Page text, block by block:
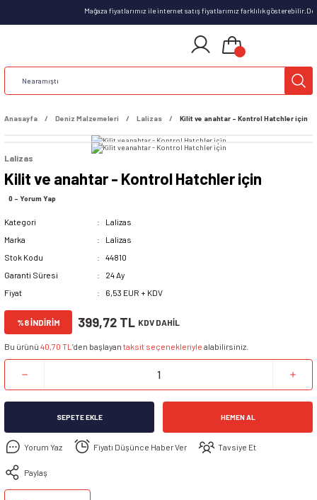
Mağaza fiyatlarımız ile internet satış fiyatlarımız farklılık
Anasayfa Deniz Malzemeleri Lalizas Kilit ve anahtar - Kontrol Hatchler için
Lalizas
Kilit ve anahtar - Kontrol Hatchler için
0 - Yorum Yap
Kategori
Lalizas
Marka
Lalizas
Stok Kodu
44810
Garanti Süresi
24 Ay
Fiyat
6,53 EUR + KDV
%8 İNDİRİM 399,72 TL KDV DAHİL
Bu ürünü 40,70 TL ’den başlayan taksit seçenekleriyle alabilirsiniz.
SEPETE EKLE HEMEN AL
Yorum Yaz Fiyatı Düşünce Haber Ver Tavsiye Et
Paylaş